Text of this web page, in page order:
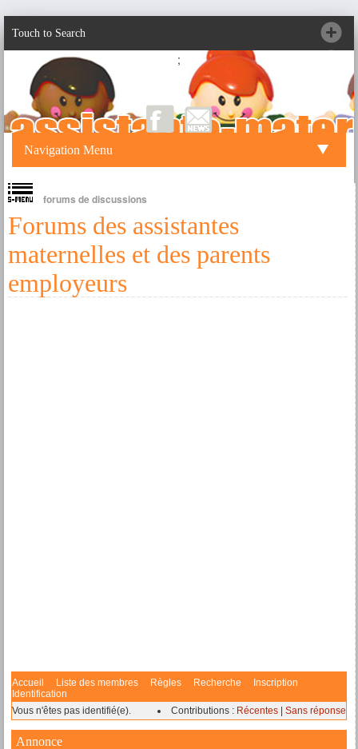
Touch to Search
;
Navigation Menu
forums de discussions
Forums des assistantes
maternelles et des parents
employeurs
Accueil Liste des membres Règles Recherche
Inscription
Identification
Vous n'êtes pas identifié(e).
Contributions : Récentes Sans réponse
Annonce